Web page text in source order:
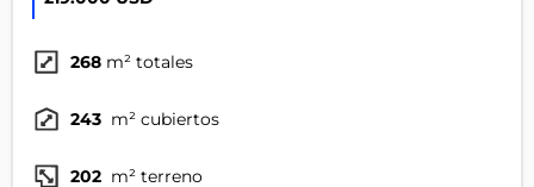
268 m² totales
243 m² cubiertos
202 m² terreno